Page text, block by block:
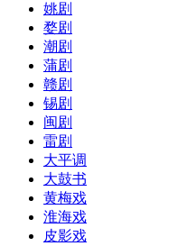
姚剧
婺剧
潮剧
蒲剧
赣剧
锡剧
闽剧
雷剧
大平调
大鼓书
黄梅戏
淮海戏
皮影戏